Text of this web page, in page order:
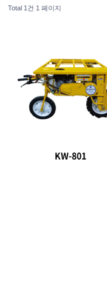
Total 1건 1 페이지
KW-801